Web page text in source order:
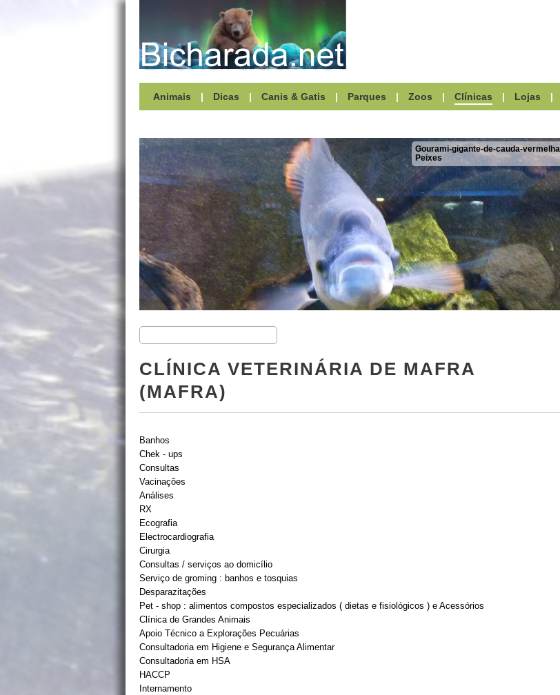
Animais | Dicas | Canis & Gatis | Parques | Zoos | Clínicas | Lojas |
Gourami-gigante-de-cauda-vermelha
Peixes
CLÍNICA VETERINÁRIA DE MAFRA
(MAFRA)
Banhos
Chek - ups
Consultas
Vacinações
Análises
RX
Ecografia
Electrocardiografia
Cirurgia
Consultas / serviços ao domicílio
Serviço de groming : banhos e tosquias
Desparazitações
Pet - shop : alimentos compostos especializados ( dietas e fisiológicos ) e Acessórios
Clínica de Grandes Animais
Apoio Técnico a Explorações Pecuárias
Consultadoria em Higiene e Segurança Alimentar
Consultadoria em HSA
HACCP
Internamento